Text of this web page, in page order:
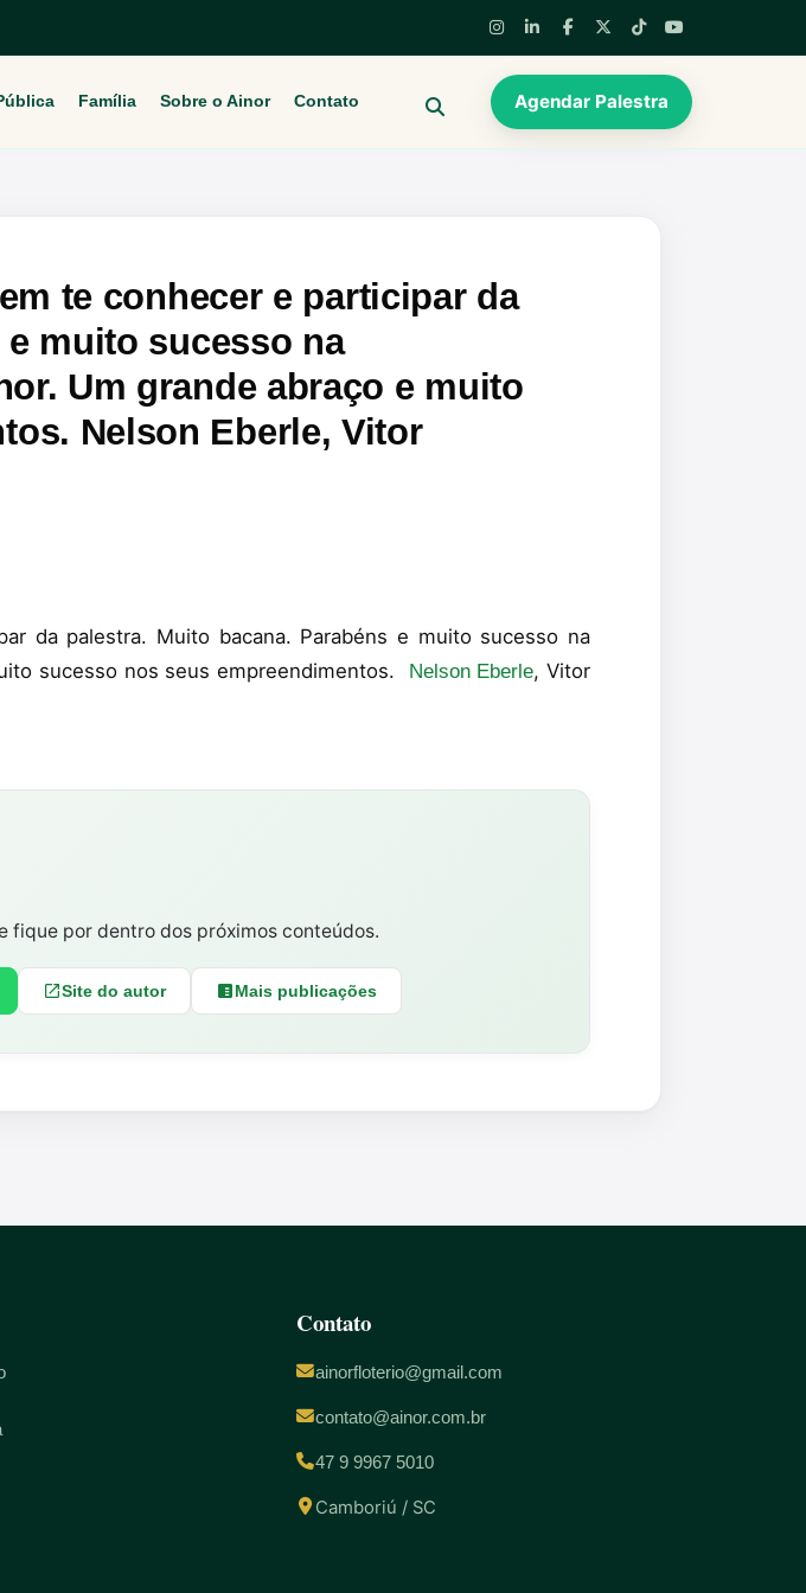
Família Sobre o Ainor Contato Agendar Palestra
te conhecer e participar da
muito sucesso na
Um grande abraço e muito
Nelson Eberle, Vitor
da palestra. Muito bacana. Parabéns e muito sucesso na
sucesso nos seus empreendimentos.
Nelson Eberle, Vitor
fique por dentro dos próximos conteúdos.
Site do autor Mais publicações
Contato
ainorfloterio@gmail.com
contato@ainor.com.br
47 9 9967 5010
Camboriú / SC